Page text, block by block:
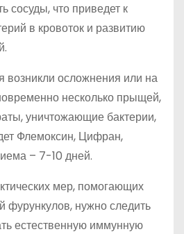
сосуды, что приведет к
в кровоток и развитию
возникли осложнения или на
несколько прыщей,
уничтожающие бактерии,
Флемоксин, Цифран,
– 7-10 дней.
мер, помогающих
фурункулов, нужно следить
естественную иммунную